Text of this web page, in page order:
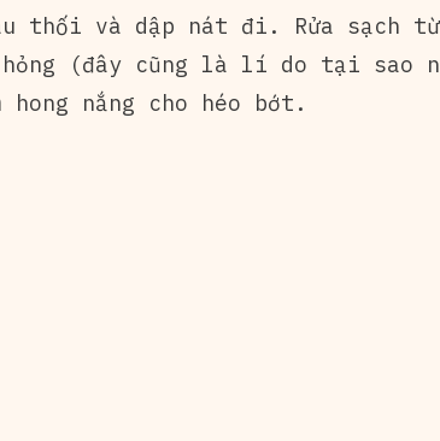
thối và dập nát đi. Rửa sạch
(đây cũng là lí do tại sao
nắng cho héo bớt.